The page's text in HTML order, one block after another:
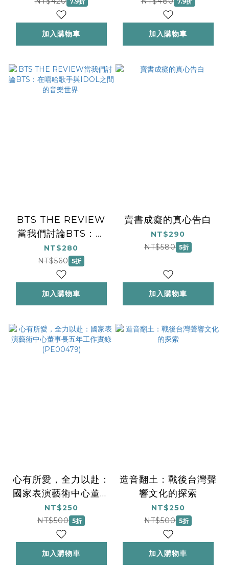
加入購物車 加入購物車
BTS THE REVIEW
當我們討論BTS：在
嘻哈歌手與IDOL之間
的音樂世界.
NT$280
NT$560 5折
加入購物車
賣書成癡的真心告白
NT$290
NT$580 5折
加入購物車
心有所愛，全力以赴：
國家表演藝術中心董事
長五年工作實錄
(PE00479)
NT$250
NT$500 5折
加入購物車
造音翻土：戰後台灣聲
響文化的探索
NT$250
NT$500 5折
加入購物車